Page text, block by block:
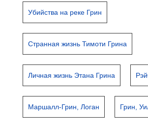
Убийства на реке Грин
Странная жизнь Тимоти Грина
Личная жизнь Этана Грина
Маршалл-Грин, Логан Грин,